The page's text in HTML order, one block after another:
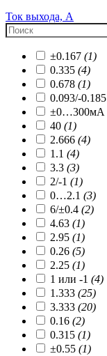
Ток выхода, A
±0.167 (1)
0.335 (4)
0.678 (1)
0.093/-0.185
±0…300мА
40 (1)
2.666 (4)
1.1 (4)
3.3 (3)
2/-1 (1)
0…2.1 (3)
6/±0.4 (2)
4.63 (1)
2.95 (1)
0.26 (5)
2.25 (1)
1 или -1 (4)
1.333 (25)
3.333 (20)
0.16 (2)
0.315 (1)
±0.55 (1)